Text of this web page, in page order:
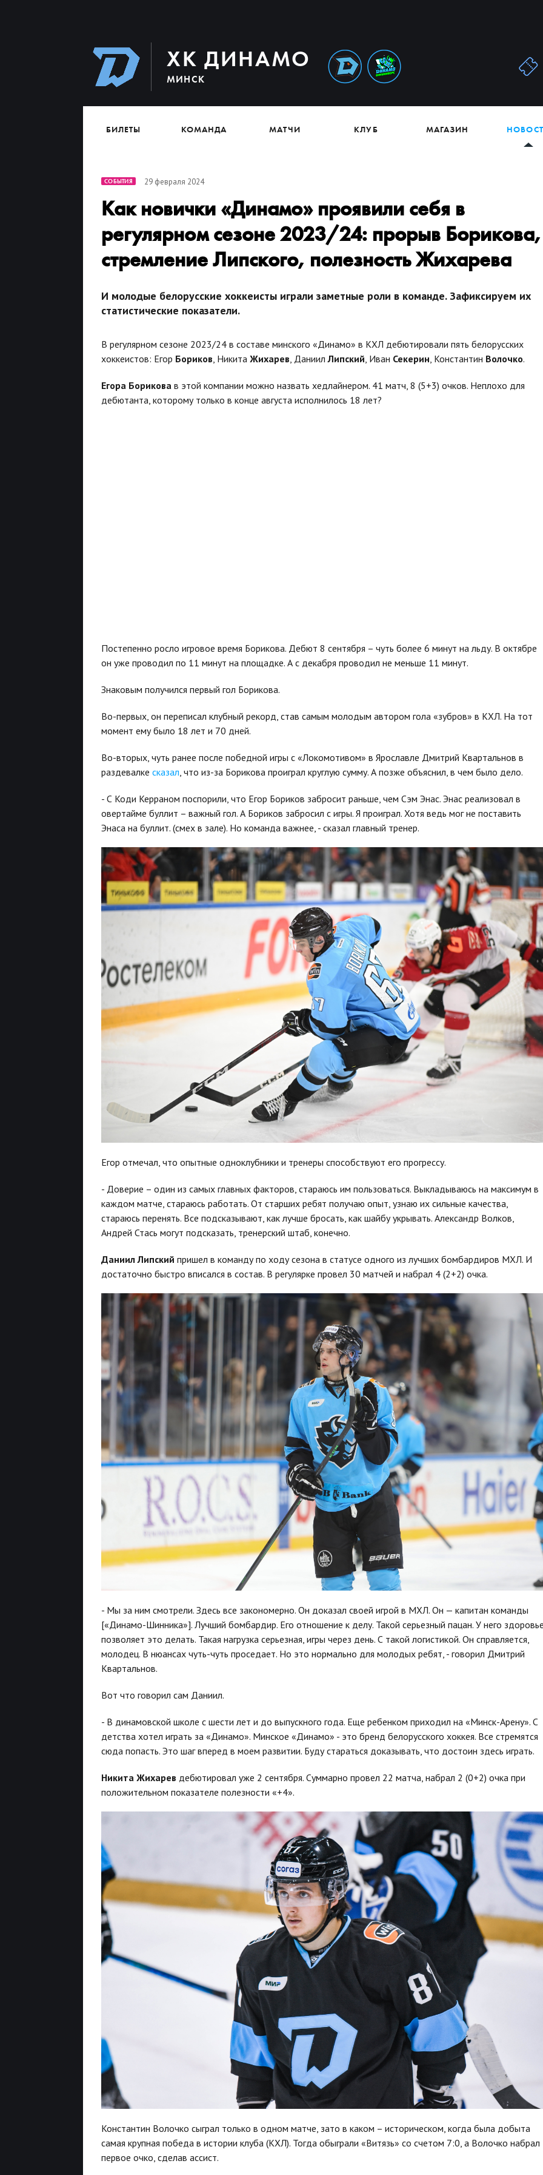
ХК ДИНАМО
МИНСК
БИЛЕТЫ КОМАНДА МАТЧИ КЛУБ МАГАЗИН
СОБЫТИЯ 29 февраля 2024
Как новички «Динамо» проявили себя в
регулярном сезоне 2023/24: прорыв Борикова,
стремление Липского, полезность Жихарева
И молодые белорусские хоккеисты играли заметные роли в команде. Зафиксируем их
статистические показатели.
В регулярном сезоне 2023/24 в составе минского «Динамо» в КХЛ дебютировали пять белорусских
хоккеистов: Егор Бориков, Никита Жихарев, ДаниилЛипский, Иван Секерин, Константин Волочко.
Егора Борикова в этой компании можно назвать хедлайнером. 41 матч, 8 (5+3) очков. Неплохо для
дебютанта, которому только в конце августа исполнилось 18 лет?
Постепенно росло игровое время Борикова. Дебют 8 сентября – чуть более 6 минут на льду. В октябре
он уже проводил по 11 минут на площадке. А с декабря проводил не меньше 11 минут.
Знаковым получился первый гол Борикова.
Во-первых, он переписал клубный рекорд, став самым молодым автором гола «зубров» в КХЛ. На тот
момент ему было 18 лет и 70 дней.
Во-вторых, чуть ранее после победной игры с «Локомотивом» в Ярославле Дмитрий Квартальнов в
раздевалке сказал, что из-за Борикова проиграл круглую сумму. А позже объяснил, в чем было дело.
- С Коди Керраном поспорили, что Егор Бориков забросит раньше, чем Сэм Энас. Энас реализовал в
овертайме буллит – важный гол. А Бориков забросил с игры. Я проиграл. Хотя ведь мог не поставить
Энаса на буллит. (смех в зале). Но команда важнее, - сказал главный тренер.
Егор отмечал, что опытные одноклубники и тренеры способствуют его прогрессу.
- Доверие – один из самых главных факторов, стараюсь им пользоваться. Выкладываюсь на максимум в
каждом матче, стараюсь работать. От старших ребят получаю опыт, узнаю их сильные качества,
стараюсь перенять. Все подсказывают, как лучше бросать, как шайбу укрывать. Александр Волков,
Андрей Стась могут подсказать, тренерский штаб, конечно.
Даниил Липский пришел в команду по ходу сезона в статусе одного из лучших бомбардиров МХЛ. И
достаточно быстро вписался в состав. В регулярке провел 30 матчей и набрал 4 (2+2) очка.
- Мы за ним смотрели. Здесь все закономерно. Он доказал своей игрой в МХЛ. Он — капитан команды
[«Динамо-Шинника»]. Лучший бомбардир. Его отношение к делу. Такой серьезный пацан. У него
позволяет это делать. Такая нагрузка серьезная, игры через день. С такой логистикой. Он справляется,
молодец. В нюансах чуть-чуть проседает. Но это нормально для молодых ребят, - говорил Дмитрий
Квартальнов.
Вот что говорил сам Даниил.
- В динамовской школе с шести лет и до выпускного года. Еще ребенком приходил на «Минск-Арену». С
детства хотел играть за «Динамо». Минское «Динамо» - это бренд белорусского хоккея. Все стремятся
сюда попасть. Это шаг вперед в моем развитии. Буду стараться доказывать, что достоин здесь играть.
Никита Жихарев дебютировал уже 2 сентября. Суммарно провел 22 матча, набрал 2 (0+2) очка при
положительном показателе полезности «+4».
Константин Волочко сыграл только в одном матче, зато в каком – историческом, когда была добыта
самая крупная победа в истории клуба (КХЛ). Тогда обыграли «Витязь» со счетом 7:0, а Волочко набрал
первое очко, сделав ассист.